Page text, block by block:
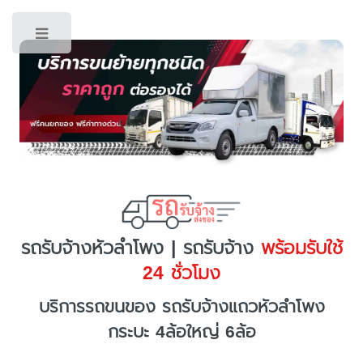
รถรับจ้างหัวลำโพง | รถรับจ้างพร้อมรับใช้
24 ชั่วโมง
บริการรถขนของ รถรับจ้างแถวหัวลำโพง
กระบะ 4ล้อใหญ่ 6ล้อ
Toggle